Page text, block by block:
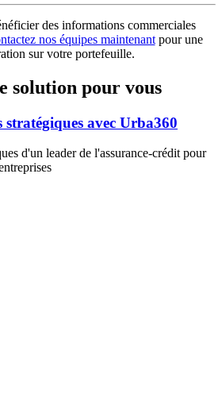
des informations commerciales
nos équipes maintenantpour une
sur votre portefeuille.
solution pour vous
stratégiques avec Urba360
d'un leader de l'assurance-crédit pour